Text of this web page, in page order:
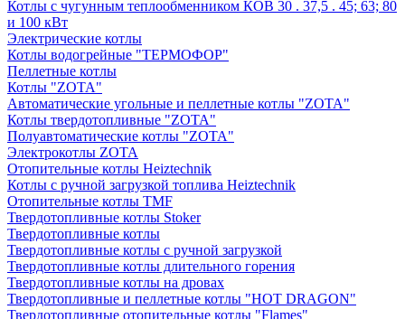
Котлы с чугунным теплообменником КОВ 30 . 37,5 . 45; 63; 80
и 100 кВт
Электрические котлы
Котлы водогрейные "ТЕРМОФОР"
Пеллетные котлы
Котлы "ZOTA"
Автоматические угольные и пеллетные котлы "ZOTA"
Котлы твердотопливные "ZOTA"
Полуавтоматические котлы "ZOTA"
Электрокотлы ZOTA
Отопительные котлы Heiztechnik
Котлы с ручной загрузкой топлива Heiztechnik
Отопительные котлы TMF
Твердотопливные котлы Stoker
Твердотопливные котлы
Твердотопливные котлы с ручной загрузкой
Твердотопливные котлы длительного горения
Твердотопливные котлы на дровах
Твердотопливные и пеллетные котлы "HOT DRAGON"
Твердотопливные отопительные котлы "Flames"